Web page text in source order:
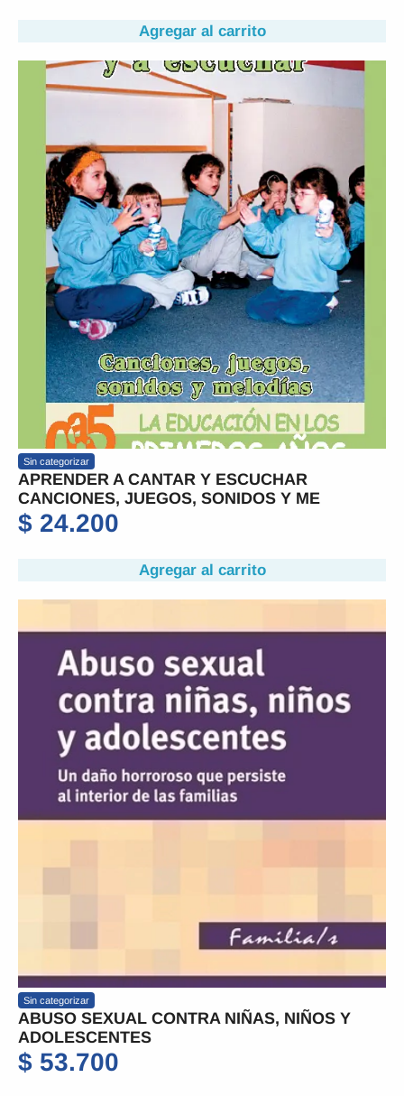
Agregar al carrito
Sin categorizar
APRENDER A CANTAR Y ESCUCHAR
CANCIONES, JUEGOS, SONIDOS Y ME
$ 24.200
Agregar al carrito
Sin categorizar
ABUSO SEXUAL CONTRA NIÑAS, NIÑOS Y
ADOLESCENTES
$ 53.700